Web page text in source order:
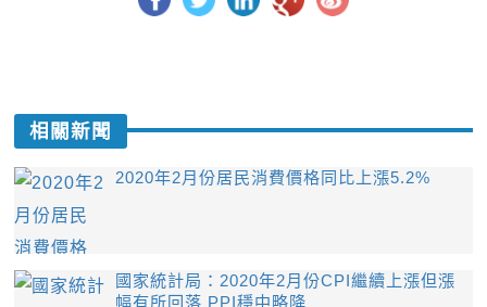
相關新聞
2020年2月份居民消費價格同比上漲5.2%
國家統計局：2020年2月份CPI繼續上漲但漲
幅有所回落 PPI穩中略降